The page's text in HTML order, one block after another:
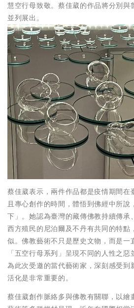
慧空行母致敬。蔡佳葳的作品將分別與
並列展出。
蔡佳葳表示，兩件作品都是疫情期間在
且專心創作的時間，體悟到佛經中所
下」。她認為臺灣的藏傳佛教持續傳承
西方殖民的尼泊爾及不丹有共同的特點
似。佛教藝術不只是歷史文物，而是一
「五空行母系列」呈現不同的人性之
為此次受邀的當代藝術家，深刻感受到
活化是非常重要的。
蔡佳葳創作脈絡多與佛教有關聯，以繪